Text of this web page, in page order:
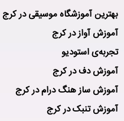
بهترین آموزشگاه موسیقی در کرج
آموزش آواز در کرج
تجربه‌ی استودیو
آموزش دف در کرج
آموزش ساز هنگ درام در کرج
آموزش تنبک در کرج